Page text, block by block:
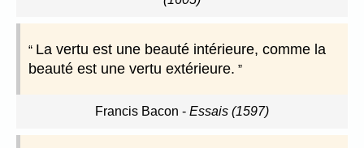
La vertu est une beauté intérieure, comme la
beauté est une vertu extérieure.
Francis Bacon - Essais (1597)